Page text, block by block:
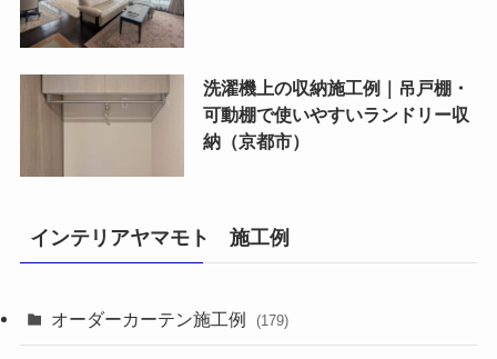
洗濯機上の収納施工例｜吊戸棚・
可動棚で使いやすいランドリー収
納（京都市）
インテリアヤマモト 施工例
オーダーカーテン施工例 (179)